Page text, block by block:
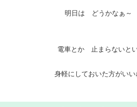
明日は どうかなぁ～
電車とか 止まらないと
身軽にしておいた方がい